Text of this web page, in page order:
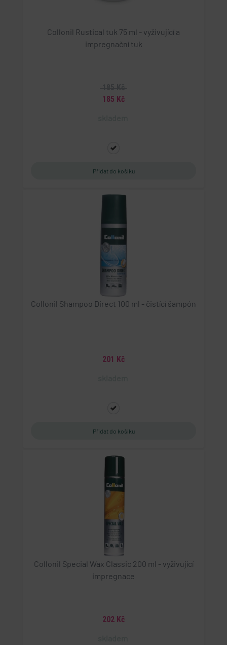
Collonil Rustical tuk 75 ml - vyživující a
impregnační tuk
185 Kč
Collonil Shampoo Direct 100 ml - čistící šampón
201 Kč
Collonil Special Wax Classic 200 ml - vyživující
impregnace
202 Kč